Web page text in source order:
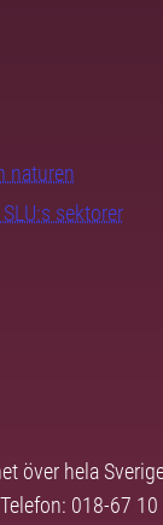
naturen
sektorer
över hela
018-67